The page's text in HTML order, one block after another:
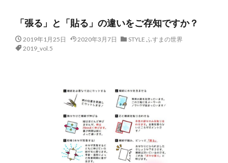
「張る」と「貼る」の違いをご存知ですか？
2019年1月25日 2020年3月7日
STYLE ふすまの世界
2019_vol.5
2022_vol.16
2022_vol.17
2022_vol.18
2022_vol.19
2023_vol.20
2024_vol.21
2024_vol.22
中国の和室事情
中小企業基盤整備機構
全国襖工業会
商工組合中央金庫
建具サミット
我妻隆吉
江戸からかみ総合集
矢島照子
講演・講義・研修
赤泥レンガ